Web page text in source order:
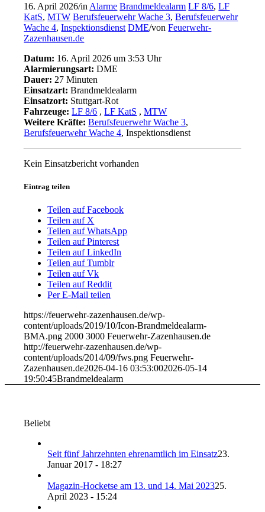
16. April 2026/in Alarme Brandmeldealarm LF 8/6,LF
KatS,MTW Berufsfeuerwehr Wache 3,Berufsfeuerwehr
Wache 4,Inspektionsdienst DME/vonFeuerwehr-
Zazenhausen.de
Datum: 16. April 2026 um 3:53 Uhr
Alarmierungsart: DME
Dauer: 27 Minuten
Einsatzart: Brandmeldealarm
Einsatzort: Stuttgart-Rot
Fahrzeuge: LF 8/6 ,LF KatS ,MTW
Weitere Kräfte: Berufsfeuerwehr Wache 3,
Berufsfeuerwehr Wache 4, Inspektionsdienst
Kein Einsatzbericht vorhanden
Eintrag teilen
Teilen auf Facebook
Teilen auf X
Teilen auf WhatsApp
Teilen auf Pinterest
Teilen auf LinkedIn
Teilen auf Tumblr
Teilen auf Vk
Teilen auf Reddit
Per E-Mail teilen
https://feuerwehr-zazenhausen.de/wp-
content/uploads/2019/10/Icon-Brandmeldealarm-
BMA.png 2000 3000 Feuerwehr-Zazenhausen.de
http://feuerwehr-zazenhausen.de/wp-
content/uploads/2014/09/fws.png Feuerwehr-
Zazenhausen.de2026-04-16 03:53:002026-05-14
19:50:45Brandmeldealarm
Beliebt
Seit fünf Jahrzehnten ehrenamtlich im Einsatz23.
Januar 2017 - 18:27
Magazin-Hocketse am 13. und 14. Mai 202325.
April 2023 - 15:24